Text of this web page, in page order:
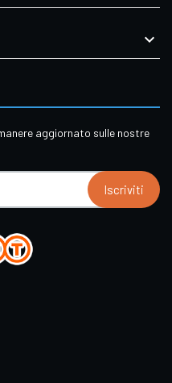

aggiornato sulle nostre
Iscriviti